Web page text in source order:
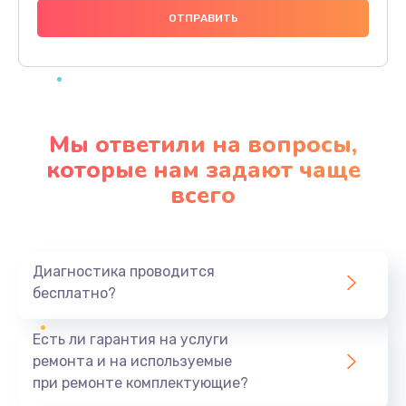
1000 руб.
Заказать
Профилактическая чистка
Заказать
Мы ответили на вопросы,
которые нам задают чаще
всего
Диагностика проводится
бесплатно?
Есть ли гарантия на услуги
ремонта и на используемые
при ремонте комплектующие?